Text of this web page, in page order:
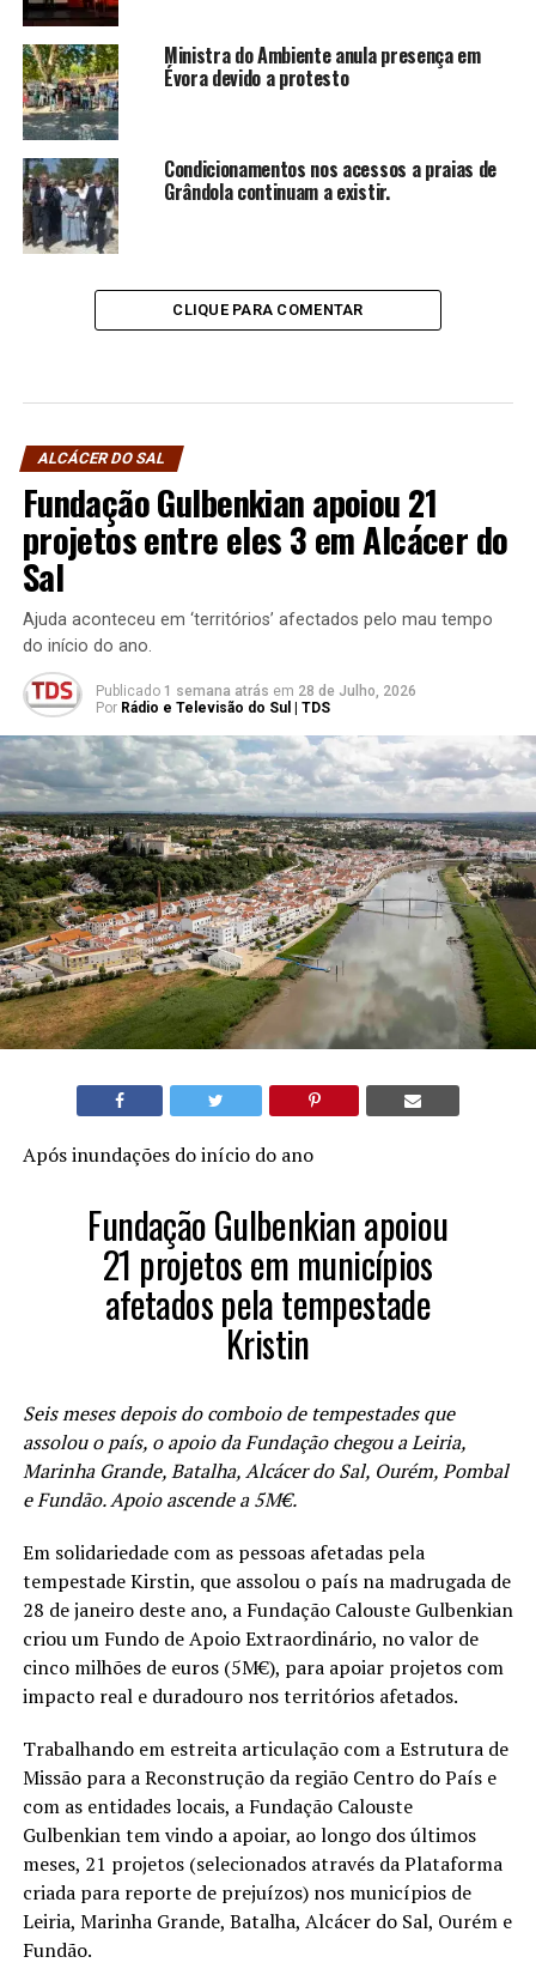
Ministra do Ambiente anula presença em
Évora devido a protesto
Condicionamentos nos acessos a praias de
Grândola continuam a existir.
CLIQUE PARA COMENTAR
ALCÁCER DO SAL
Fundação Gulbenkian apoiou 21
projetos entre eles 3 em Alcácer do
Sal
Ajuda aconteceu em ‘territórios’ afectados pelo mau tempo
do início do ano.
Publicado 1 semana atrás em 28 de Julho, 2026
Por Rádio e Televisão do Sul | TDS
Após inundações do início do ano
Fundação Gulbenkian apoiou
21 projetos em municípios
afetados pela tempestade
Kristin
Seis meses depois do comboio de tempestades que
assolou o país, o apoio da Fundação chegou a Leiria,
Marinha Grande, Batalha, Alcácer do Sal, Ourém, Pombal
e Fundão. Apoio ascende a 5M€.
Em solidariedade com as pessoas afetadas pela
tempestade Kirstin, que assolou o país na madrugada de
28 de janeiro deste ano, a Fundação Calouste Gulbenkian
criou um Fundo de Apoio Extraordinário, no valor de
cinco milhões de euros (5M€), para apoiar projetos com
impacto real e duradouro nos territórios afetados.
Trabalhando em estreita articulação com a Estrutura de
Missão para a Reconstrução da região Centro do País e
com as entidades locais, a Fundação Calouste
Gulbenkian tem vindo a apoiar, ao longo dos últimos
meses, 21 projetos (selecionados através da Plataforma
criada para reporte de prejuízos) nos municípios de
Leiria, Marinha Grande, Batalha, Alcácer do Sal, Ourém e
Fundão.